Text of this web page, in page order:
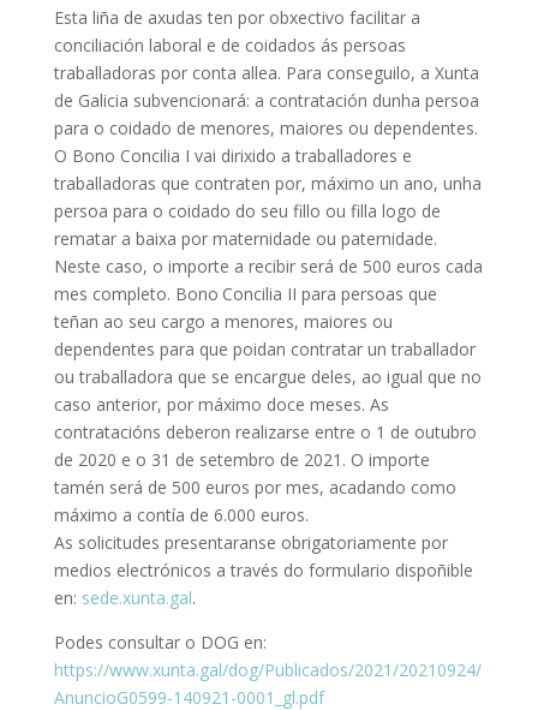
Esta liña de axudas ten por obxectivo facilitar a
conciliación laboral e de coidados ás persoas
traballadoras por conta allea. Para conseguilo, a Xunta
de Galicia subvencionará: a contratación dunha persoa
para o coidado de menores, maiores ou dependentes.
O Bono Concilia I vai dirixido a traballadores e
traballadoras que contraten por, máximo un ano, unha
persoa para o coidado do seu fillo ou filla logo de
rematar a baixa por maternidade ou paternidade.
Neste caso, o importe a recibir será de 500 euros cada
mes completo. Bono Concilia II para persoas que
teñan ao seu cargo a menores, maiores ou
dependentes para que poidan contratar un traballador
ou traballadora que se encargue deles, ao igual que no
caso anterior, por máximo doce meses. As
contratacións deberon realizarse entre o 1 de outubro
de 2020 e o 31 de setembro de 2021. O importe
tamén será de 500 euros por mes, acadando como
máximo a contía de 6.000 euros.
As solicitudes presentaranse obrigatoriamente por
medios electrónicos a través do formulario dispoñible
en: sede.xunta.gal.
Podes consultar o DOG en:
https://www.xunta.gal/dog/Publicados/2021/20210924/
AnuncioG0599-140921-0001_gl.pdf